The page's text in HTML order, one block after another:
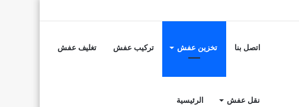
جانبي
اتصل بنا تخزين عفش تركيب عفش تغليف عفش
نقل عفش الرئيسية